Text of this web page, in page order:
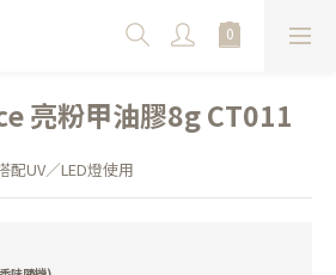
亮粉甲油膠8g CT011
配UV／LED燈使用